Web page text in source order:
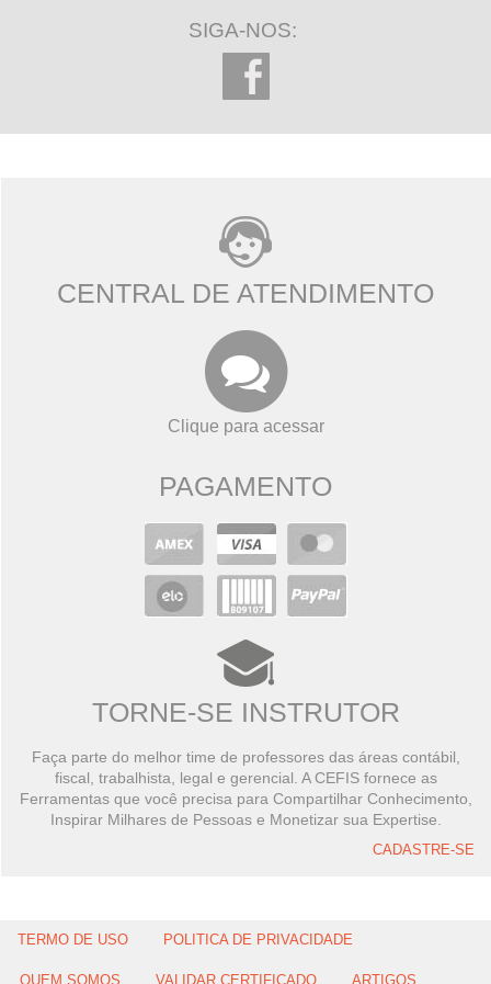
SIGA-NOS:
CENTRAL DE ATENDIMENTO
Clique para acessar
PAGAMENTO
TORNE-SE INSTRUTOR
Faça parte do melhor time de professores das áreas contábil,
fiscal, trabalhista, legal e gerencial. A CEFIS fornece as
Ferramentas que você precisa para Compartilhar Conhecimento,
Inspirar Milhares de Pessoas e Monetizar sua Expertise.
CADASTRE-SE
TERMO DE USO POLITICA DE PRIVACIDADE
QUEM SOMOS VALIDAR CERTIFICADO ARTIGOS